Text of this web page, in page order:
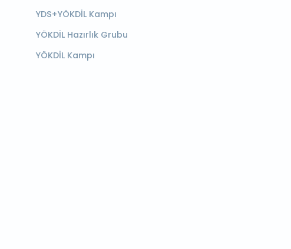
YDS+YÖKDİL Kampı
YÖKDİL Hazırlık Grubu
YÖKDİL Kampı